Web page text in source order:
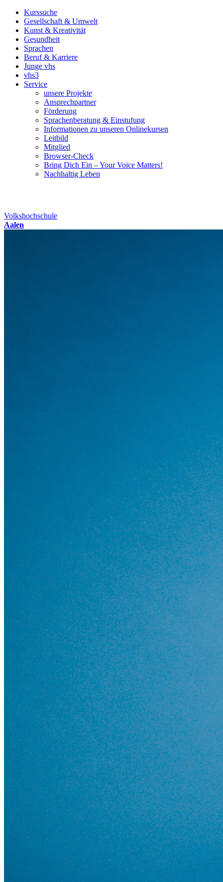
Kurssuche
Gesellschaft & Umwelt
Kunst & Kreativität
Gesundheit
Sprachen
Beruf & Karriere
Junge vhs
vhs3
Service
unsere Projekte
Ansprechpartner
Förderung
Sprachenberatung & Einstufung
Informationen zu unseren Onlinekursen
Leitbild
Mitglied
Browser-Check
Bring Dich Ein – Your Voice Matters!
Nachhaltig Leben
Volkshochschule
Aalen